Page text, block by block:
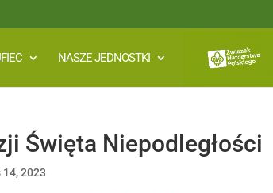
NASZE JEDNOSTKI
Święta Niepodległości
14, 2023